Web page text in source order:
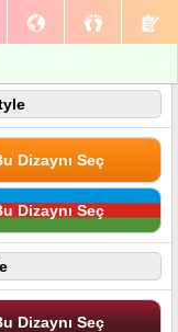
Dizaynı Seç
Dizaynı Seç
Dizaynı Seç